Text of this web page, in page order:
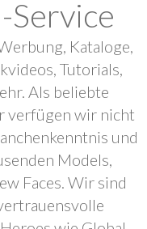
Kataloge,
Tutorials,
Als beliebte
verfügen wir nicht
und
Models,
Faces. Wir sind